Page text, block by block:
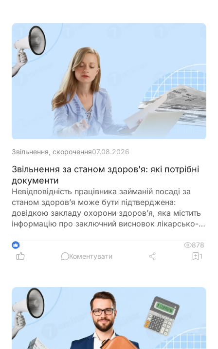
Звільнення, скорочення07.08.2026
Звільнення за станом здоров'я: які потрібні
документи
Невідповідність працівника займаній посаді за
станом здоров’я може бути підтверджена:
довідкою закладу охорони здоров’я, яка містить
інформацію про заключний висновок лікарсько-
5
878
Коментувати
1